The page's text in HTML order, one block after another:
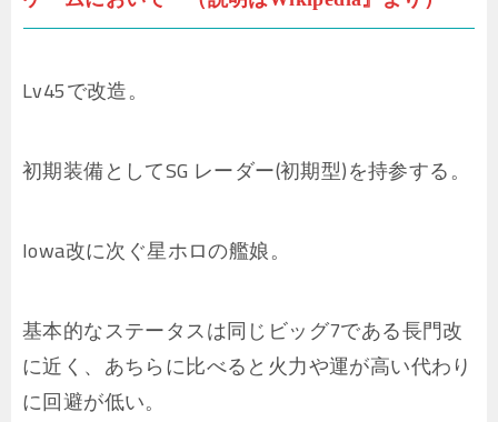
Lv45で改造。
初期装備としてSG レーダー(初期型)を持参する。
Iowa改に次ぐ星ホロの艦娘。
基本的なステータスは同じビッグ7である長門改
に近く、あちらに比べると火力や運が高い代わり
に回避が低い。